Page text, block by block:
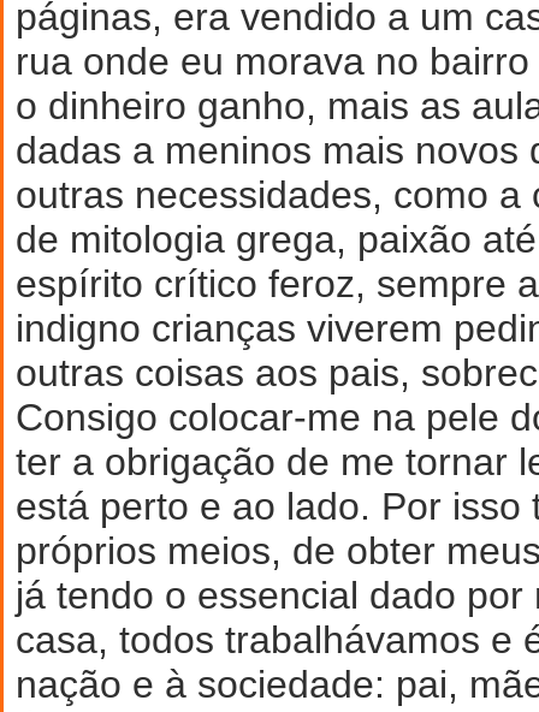
páginas, era vendido a um
rua onde eu morava no
o dinheiro ganho, mais as
dadas a meninos mais novos
outras necessidades, como a
de mitologia grega, paixão
espírito crítico feroz, sempre
indigno crianças viverem
outras coisas aos pais,
Consigo colocar-me na pele
ter a obrigação de me tornar
está perto e ao lado. Por isso
próprios meios, de obter
já tendo o essencial dado por
casa, todos trabalhávamos e
nação e à sociedade: pai,